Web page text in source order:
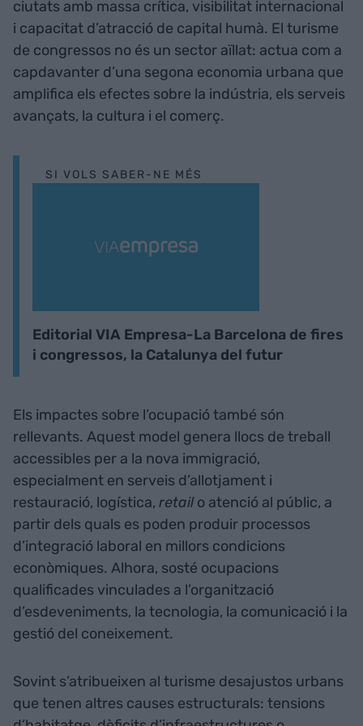
ciutats amb massa crítica, visibilitat internacional
i capacitat d’atracció de capital humà. El turisme
de congressos no és un sector aïllat: actua com a
capdavanter d’una segona economia urbana que
amplifica els efectes sobre la indústria, els serveis
avançats, la cultura i el comerç.
SI VOLS SABER-NE MÉS
Editorial VIA Empresa-La Barcelona de fires
i congressos, la Catalunya del futur
Els impactes sobre l’ocupació també són
rellevants. Aquest model genera llocs de treball
accessibles per a la nova immigració,
especialment en serveis d’allotjament i
restauració, logística, retail o atenció al públic, a
partir dels quals es poden produir processos
d’integració laboral en millors condicions
econòmiques. Alhora, sosté ocupacions
qualificades vinculades a l’organització
d’esdeveniments, la tecnologia, la comunicació i la
gestió del coneixement.
Sovint s’atribueixen al turisme desajustos urbans
que tenen altres causes estructurals: tensions